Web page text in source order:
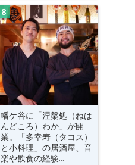
幡ケ谷に「涅槃処（ねは
んどころ）わか」が開
業。「多幸寿（タコス）
と小料理」の居酒屋、音
楽や飲食の経験...